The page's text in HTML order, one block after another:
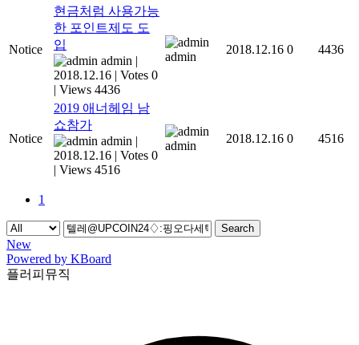
Notice
현금처럼 사용가능
한 포인트제도 도
입
admin |
2018.12.16 | Votes 0
| Views 4436
admin
2018.12.16 0 4436
Notice
2019 애너헤임 남
쇼참가
admin |
2018.12.16 | Votes 0
| Views 4516
admin
2018.12.16 0 4516
1
Search
New
Powered by KBoard
플러피뮤직